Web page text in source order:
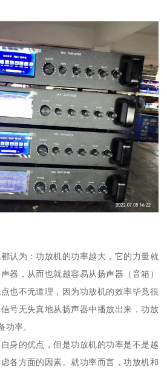
认为：功放机的功率越大，它的力量就
器，从而也就越容易从扬声器（音箱）
也不无道理，因为功放机的效率毕竟很
号无失真地从扬声器中播放出来，功放
功率。
身的优点，但是功放机的功率是不是越
各方面的因素。就功率而言，功放机和